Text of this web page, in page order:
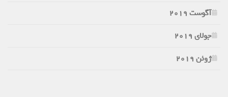
آگوست 2019
جولای 2019
ژوئن 2019